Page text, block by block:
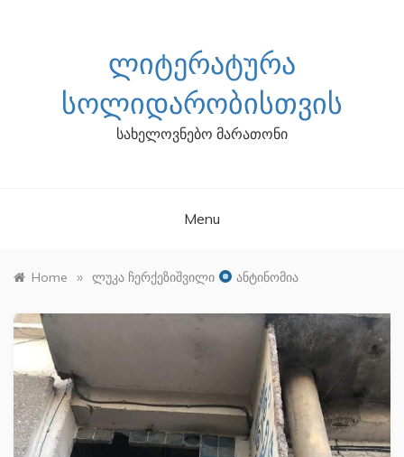
ᲚᲘᲢᲔᲠᲐᲢᲣᲠᲐ
ᲡᲝᲚᲘᲓᲐᲠᲝᲑᲘᲡᲗᲕᲘᲡ
სახელოვნებო მარათონი
Menu
Home » ლუკა ჩერქეზიშვილი ანტინომია